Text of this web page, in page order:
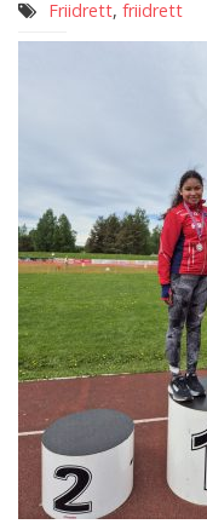
Friidrett, friidrett